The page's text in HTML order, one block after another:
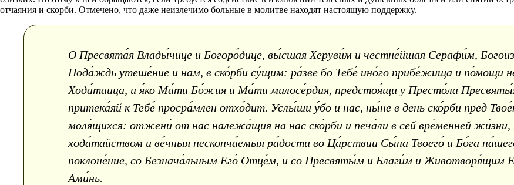
отчаяния и скорби. Отмечено, что даже неизлечимо больные в молитве находят настоящую поддержку.
О Пресвята́я Влады́чице и Богоро́дице, вы́сшая Херуви́м и честне́йшая Серафи́м,
Пода́ждь утеше́ние и нам, в ско́рби су́щим: ра́зве бо Тебе́ ино́го прибе́жища и по́мощи
Хода́таица, и я́ко Ма́ти Бо́жия и Ма́ти милосе́рдия, предстоя́щи у Престо́ла
притека́яй к Тебе́ просра́млен отхо́дит. Услы́ши у́бо и нас, ны́не в день ско́рби пред
моля́щихся: отжени́ от нас належа́щия на нас ско́рби и печа́ли в сей вре́менней
хода́тайством и ве́чныя несконча́емыя ра́дости во Ца́рствии Сы́на Твоего́ и Бо́га
поклоне́ние, со Безнача́льным Его́ Отце́м, и со Пресвяты́м и Благи́м и Животворя́щим
Ами́нь.